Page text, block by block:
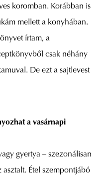
koromban. Korábban is
mellett a konyhában.
írtam, a
csak néhány
De ezt a sajtlevest
a vasárnapi
gyertya – szezonálisan
Étel szempontjábó